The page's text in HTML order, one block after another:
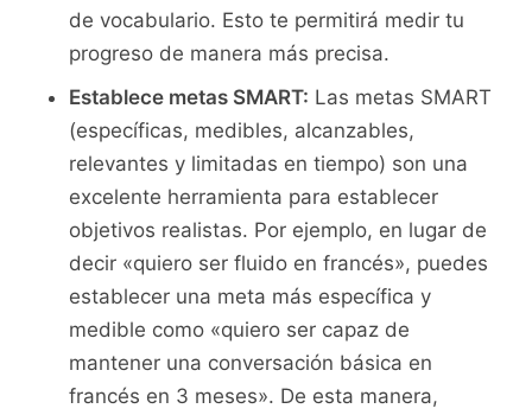
de vocabulario. Esto te permitirá medir⁤ tu
progreso⁤ de manera más precisa.
Establece metas SMART: Las metas SMART
(específicas, medibles,⁤ alcanzables,
relevantes y limitadas en tiempo) son una
‍excelente‍ herramienta para establecer​
objetivos realistas.⁢ Por ejemplo, en lugar de
decir «quiero ser fluido en francés», puedes
establecer una meta más específica y‌
medible como «quiero ⁢ser⁣ capaz de
mantener ‍una⁢ conversación básica en‌
francés⁤ en 3‍ meses». De esta manera,